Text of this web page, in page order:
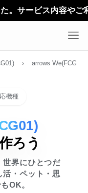
ス内容やご利用方法
› arrows We(FCG01)
機種
ろう
世界にひとつだ
活・ペット・思
OK。